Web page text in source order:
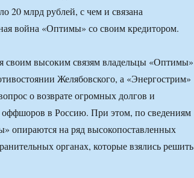
20 млрд рублей, с чем и связана
война «Оптимы» со своим кредитором.
своим высоким связям владельцы «Оптимы»
Желябовского, а «Энергострим»
о возврате огромных долгов и
в Россию. При этом, по сведениям
опираются на ряд высокопоставленных
органах, которые взялись решить